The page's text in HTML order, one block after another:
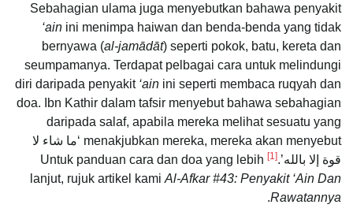
Sebahagian ulama juga menyebutkan bahawa penyakit
‘ain ini menimpa haiwan dan benda-benda yang tidak
bernyawa (al-jamādāt) seperti pokok, batu, kereta dan
seumpamanya. Terdapat pelbagai cara untuk melindungi
diri daripada penyakit ‘ain ini seperti membaca ruqyah dan
doa. Ibn Kathir dalam tafsir menyebut bahawa sebahagian
daripada salaf, apabila mereka melihat sesuatu yang
menakjubkan mereka, mereka akan menyebut ‘ما شاء لا
قوة إلا بالله’.[1]
Untuk panduan cara dan doa yang lebih
lanjut, rujuk artikel kami Al-Afkar #43: Penyakit ‘Ain Dan
Rawatannya
.